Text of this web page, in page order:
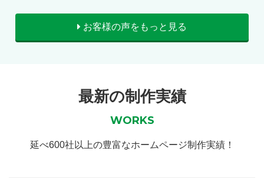
お客様の声をもっと見る
最新の制作実績
WORKS
延べ600社以上の豊富なホームページ制作実績！